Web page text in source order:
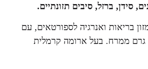
ברזל, סיבים תזונתיים.
בריאות ואנרגיה לספורטאים, עם
חלבון ל 100 גרם ממרח. בעל ארומה קרמלית